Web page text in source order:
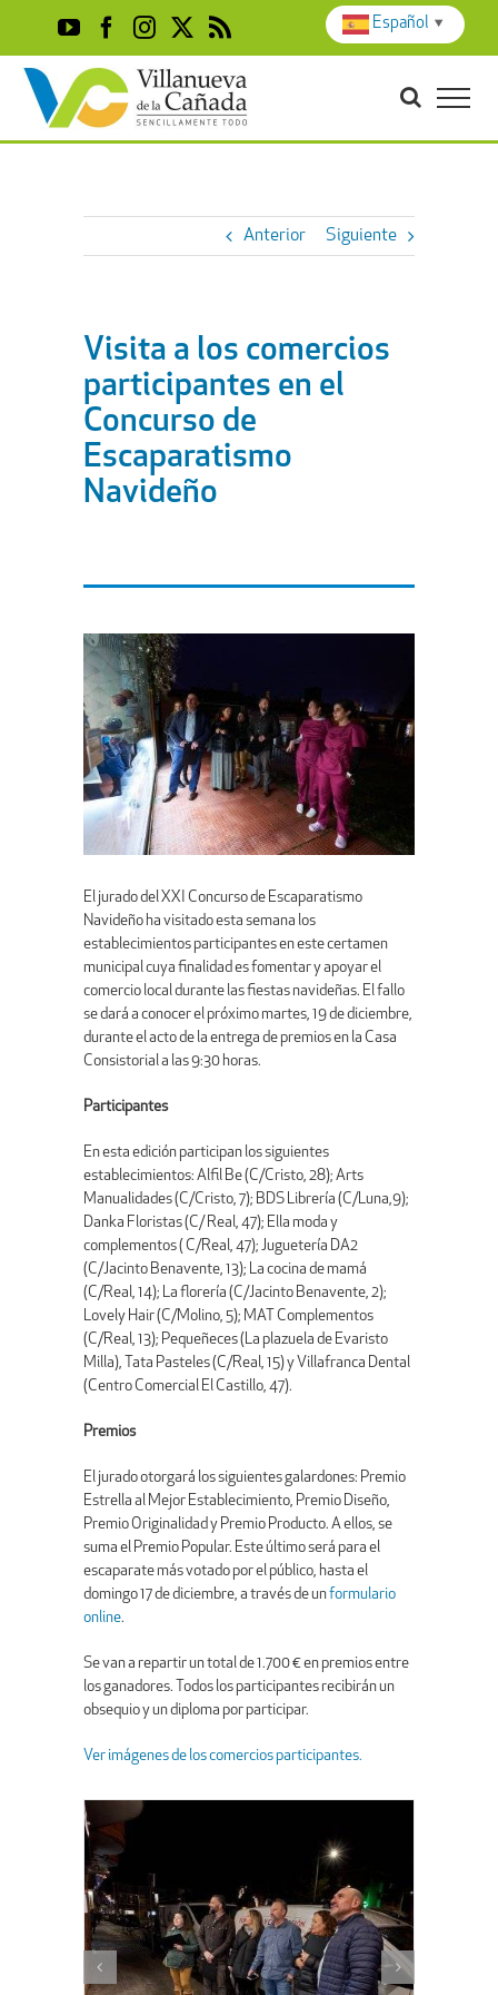
content
YouTubeFacebook
Instagram
X Rss
Anterior Siguiente
Visita a los comercios
participantes en el
Concurso de
Escaparatismo
Navideño
El jurado del XXI Concurso de Escaparatismo
Navideño ha visitado esta semana los
establecimientos participantes en este certamen
municipal cuya finalidad es fomentar y apoyar el
comercio local durante las fiestas navideñas. El fallo
se dará a conocer el próximo martes, 19 de diciembre,
durante el acto de la entrega de premios en la Casa
Consistorial a las 9:30 horas.
Participantes
En esta edición participan los siguientes
establecimientos: Alfil Be (C/Cristo, 28); Arts
Manualidades (C/Cristo, 7); BDS Librería (C/Luna,9);
Danka Floristas (C/ Real, 47); Ella moda y
complementos ( C/Real, 47); Juguetería DA2
(C/Jacinto Benavente, 13); La cocina de mamá
(C/Real, 14); La florería (C/Jacinto Benavente, 2);
Lovely Hair (C/Molino, 5); MAT Complementos
(C/Real, 13); Pequeñeces (La plazuela de Evaristo
Milla), Tata Pasteles (C/Real, 15) y Villafranca Dental
(Centro Comercial El Castillo, 47).
Premios
El jurado otorgará los siguientes galardones: Premio
Estrella al Mejor Establecimiento, Premio Diseño,
Premio Originalidad y Premio Producto. A ellos, se
suma el Premio Popular. Este último será para el
escaparate más votado por el público, hasta el
domingo 17 de diciembre, a través de unformulario
online.
Se van a repartir un total de 1.700 € en premios entre
los ganadores. Todos los participantes recibirán un
obsequio y un diploma por participar.
Ver imágenes de los comercios participantes.
Español ▼